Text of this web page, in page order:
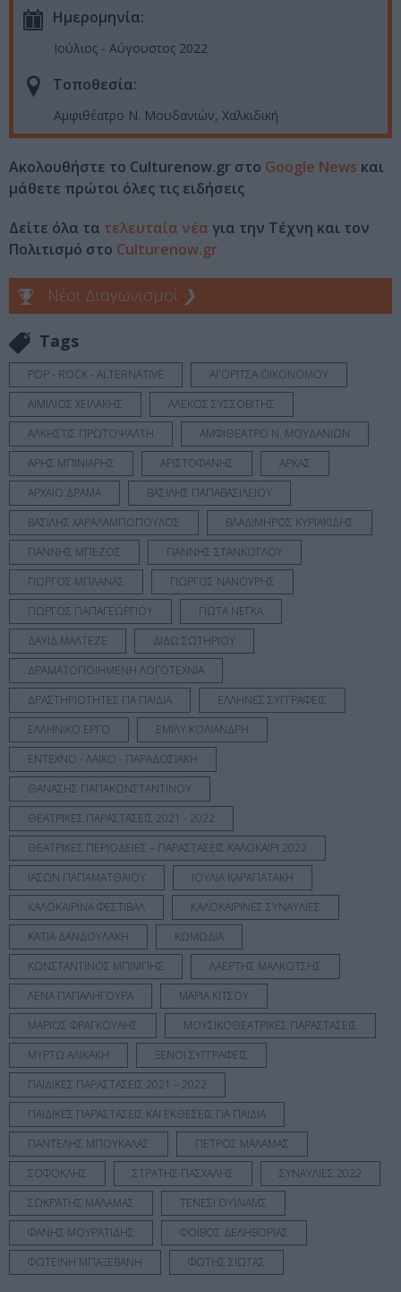
Ημερομηνία:
Ιούλιος - Αύγουστος 2022
Τοποθεσία:
Αμφιθέατρο Ν. Μουδανιών, Χαλκιδική
Ακολουθήστε το Culturenow.gr στο Google News και
μάθετε πρώτοι όλες τις ειδήσεις
Δείτε όλα τα τελευταία νέα για την Τέχνη και τον
Πολιτισμό στο Culturenow.gr
Νέοι Διαγωνισμοί ❯
Tags
POP - ROCK - ALTERNATIVE
ΑΓΟΡΙΤΣΑ ΟΙΚΟΝΟΜΟΥ
ΑΙΜΙΛΙΟΣ ΧΕΙΛΑΚΗΣ
ΑΛΕΚΟΣ ΣΥΣΣΟΒΙΤΗΣ
ΑΛΚΗΣΤΙΣ ΠΡΩΤΟΨΑΛΤΗ
ΑΜΦΙΘΕΑΤΡΟ Ν. ΜΟΥΔΑΝΙΩΝ
ΑΡΗΣ ΜΠΙΝΙΑΡΗΣ
ΑΡΙΣΤΟΦΑΝΗΣ
ΑΡΚΑΣ
ΑΡΧΑΙΟ ΔΡΑΜΑ
ΒΑΣΙΛΗΣ ΠΑΠΑΒΑΣΙΛΕΙΟΥ
ΒΑΣΙΛΗΣ ΧΑΡΑΛΑΜΠΟΠΟΥΛΟΣ
ΒΛΑΔΙΜΗΡΟΣ ΚΥΡΙΑΚΙΔΗΣ
ΓΙΑΝΝΗΣ ΜΠΕΖΟΣ
ΓΙΑΝΝΗΣ ΣΤΑΝΚΟΓΛΟΥ
ΓΙΩΡΓΟΣ ΜΠΛΑΝΑΣ
ΓΙΩΡΓΟΣ ΝΑΝΟΥΡΗΣ
ΓΙΩΡΓΟΣ ΠΑΠΑΓΕΩΡΓΙΟΥ
ΓΙΩΤΑ ΝΕΓΚΑ
ΔΑΥΙΔ ΜΑΛΤΕΖΕ
ΔΙΔΩ ΣΩΤΗΡΙΟΥ
ΔΡΑΜΑΤΟΠΟΙΗΜΕΝΗ ΛΟΓΟΤΕΧΝΙΑ
ΔΡΑΣΤΗΡΙΟΤΗΤΕΣ ΓΙΑ ΠΑΙΔΙΑ
ΕΛΛΗΝΕΣ ΣΥΓΓΡΑΦΕΙΣ
ΕΛΛΗΝΙΚΟ ΕΡΓΟ
ΕΜΙΛΥ ΚΟΛΙΑΝΔΡΗ
ΕΝΤΕΧΝΟ - ΛΑΪΚΟ - ΠΑΡΑΔΟΣΙΑΚΗ
ΘΑΝΑΣΗΣ ΠΑΠΑΚΩΝΣΤΑΝΤΙΝΟΥ
ΘΕΑΤΡΙΚΕΣ ΠΑΡΑΣΤΑΣΕΙΣ 2021 - 2022
ΘΕΑΤΡΙΚΕΣ ΠΕΡΙΟΔΕΙΕΣ – ΠΑΡΑΣΤΑΣΕΙΣ ΚΑΛΟΚΑΙΡΙ 2022
ΙΑΣΩΝ ΠΑΠΑΜΑΤΘΑΙΟΥ
ΙΟΥΛΙΑ ΚΑΡΑΠΑΤΑΚΗ
ΚΑΛΟΚΑΙΡΙΝΑ ΦΕΣΤΙΒΑΛ
ΚΑΛΟΚΑΙΡΙΝΕΣ ΣΥΝΑΥΛΙΕΣ
ΚΑΤΙΑ ΔΑΝΔΟΥΛΑΚΗ
ΚΩΜΩΔΙΑ
ΚΩΝΣΤΑΝΤΙΝΟΣ ΜΠΙΜΠΗΣ
ΛΑΕΡΤΗΣ ΜΑΛΚΟΤΣΗΣ
ΛΕΝΑ ΠΑΠΑΛΗΓΟΥΡΑ
ΜΑΡΙΑ ΚΙΤΣΟΥ
ΜΑΡΙΟΣ ΦΡΑΓΚΟΥΛΗΣ
ΜΟΥΣΙΚΟΘΕΑΤΡΙΚΕΣ ΠΑΡΑΣΤΑΣΕΙΣ
ΜΥΡΤΩ ΑΛΙΚΑΚΗ
ΞΕΝΟΙ ΣΥΓΓΡΑΦΕΙΣ
ΠΑΙΔΙΚΕΣ ΠΑΡΑΣΤΑΣΕΙΣ 2021 – 2022
ΠΑΙΔΙΚΕΣ ΠΑΡΑΣΤΑΣΕΙΣ ΚΑΙ ΕΚΘΕΣΕΙΣ ΓΙΑ ΠΑΙΔΙΑ
ΠΑΝΤΕΛΗΣ ΜΠΟΥΚΑΛΑΣ
ΠΕΤΡΟΣ ΜΑΛΑΜΑΣ​
ΣΟΦΟΚΛΗΣ
ΣΤΡΑΤΗΣ ΠΑΣΧΑΛΗΣ
ΣΥΝΑΥΛΙΕΣ 2022
ΣΩΚΡΑΤΗΣ ΜΑΛΑΜΑΣ
ΤΕΝΕΣΙ ΟΥΙΛΙΑΜΣ
ΦΑΝΗΣ ΜΟΥΡΑΤΙΔΗΣ
ΦΟΙΒΟΣ ΔΕΛΗΒΟΡΙΑΣ
ΦΩΤΕΙΝΗ ΜΠΑΞΕΒΑΝΗ
ΦΩΤΗΣ ΣΙΩΤΑΣ